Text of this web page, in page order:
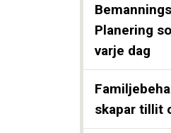
Planering
varje dag
skapar tillit